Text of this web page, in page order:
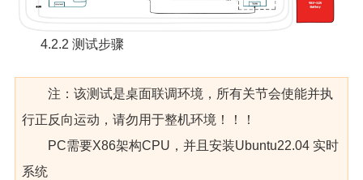
4.2.2 测试步骤
注：该测试是桌面联调环境，所有关节会使能并执
行正反向运动，请勿用于整机环境！！！
PC需要X86架构CPU，并且安装Ubuntu22.04 实时
系统